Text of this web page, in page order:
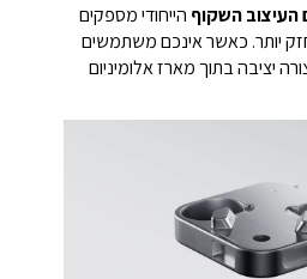
השקוף הייחודי מספקים
חזק יותר. כאשר אינכם משתמשים
יציבה בתוך מארז אלומיניום